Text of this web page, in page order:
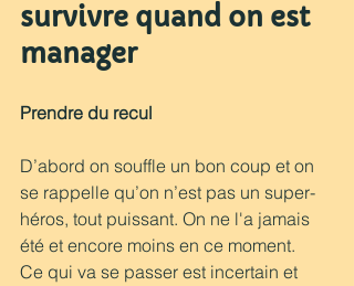
survivre quand on est
manager
Prendre du recul
D’abord on souffle un bon coup et on
se rappelle qu’on n’est pas un super-
héros, tout puissant. On ne l'a jamais
été et encore moins en ce moment.
Ce qui va se passer est incertain et